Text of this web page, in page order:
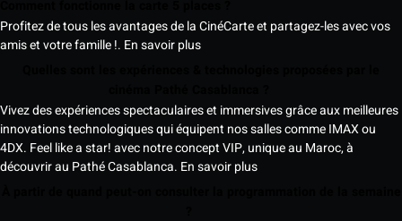
Profitez de tous les avantages de la CinéCarte et partagez-les avec vos
amis et votre famille !. En savoir plus
Vivez des expériences spectaculaires et immersives grâce aux meilleures
innovations technologiques qui équipent nos salles comme IMAX ou
4DX. Feel like a star! avec notre concept VIP, unique au Maroc, à
découvrir au Pathé Casablanca. En savoir plus